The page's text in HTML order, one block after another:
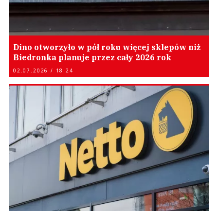
Dino otworzyło w pół roku więcej sklepów niż
Biedronka planuje przez cały 2026 rok
02.07.2026 / 18:24